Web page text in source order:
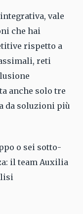
vale
che hai
rispetto a
reti
anche solo tre
da soluzioni più
o sei sotto-
il team Auxilia